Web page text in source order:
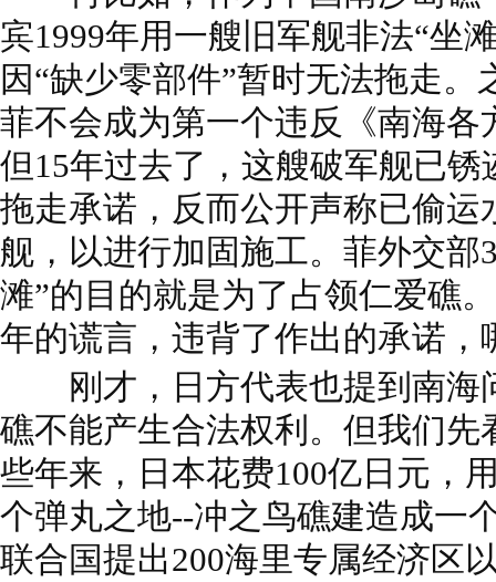
宾1999年用一艘旧军舰非法“坐
因“缺少零部件”暂时无法拖走
菲不会成为第一个违反《南海各
但15年过去了，这艘破军舰已
拖走承诺，反而公开声称已偷运
舰，以进行加固施工。菲外交部
滩”的目的就是为了占领仁爱礁
年的谎言，违背了作出的承诺，
刚才，日方代表也提到南海
礁不能产生合法权利。但我们先
些年来，日本花费100亿日元，
个弹丸之地--冲之鸟礁建造成一
联合国提出200海里专属经济区